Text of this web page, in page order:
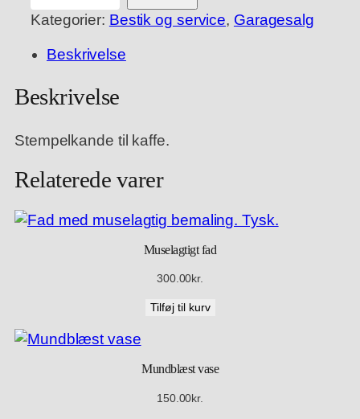
d
m
t
m
e
k
n
Kategorier: Bestik og service, Garagesalg
Beskrivelse
Beskrivelse
Stempelkande til kaffe.
Relaterede varer
Muselagtigt fad
300.00kr.
Tilføj til kurv
Mundblæst vase
150.00kr.